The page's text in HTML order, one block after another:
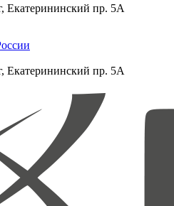
Екатерининский пр. 5А
Екатерининский пр. 5А